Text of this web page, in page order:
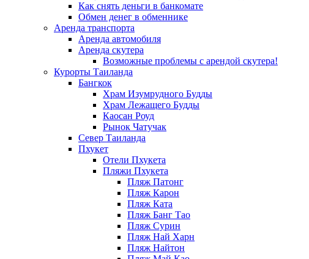
Как снять деньги в банкомате
Обмен денег в обменнике
Аренда транспорта
Аренда автомобиля
Аренда скутера
Возможные проблемы с арендой скутера!
Курорты Таиланда
Бангкок
Храм Изумрудного Будды
Храм Лежащего Будды
Каосан Роуд
Рынок Чатучак
Север Таиланда
Пхукет
Отели Пхукета
Пляжи Пхукета
Пляж Патонг
Пляж Карон
Пляж Ката
Пляж Банг Тао
Пляж Сурин
Пляж Най Харн
Пляж Найтон